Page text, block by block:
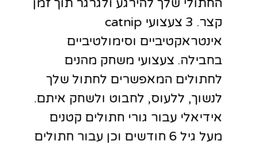
קצר. 3 צעצועי catnip
אינטראקטיביים וסימולטיביים
בחבילה. צעצועי משחק מהנים
לחתולים המאפשרים לחתול שלך
לנשוך, ללעוס, לחבוט ולשחק איתם.
אידיאלי עבור גורי חתולים קטנים
מעל גיל 6 חודשים וכן עבור חתולים